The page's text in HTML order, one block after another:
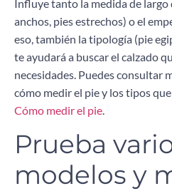
Influye tanto la medida de largo
anchos, pies estrechos) o el
eso, también la tipología (pie
te ayudará a buscar el calzado
necesidades. Puedes consultar
cómo medir el pie y los tipos
Cómo medir el pie
Prueba
modelos y